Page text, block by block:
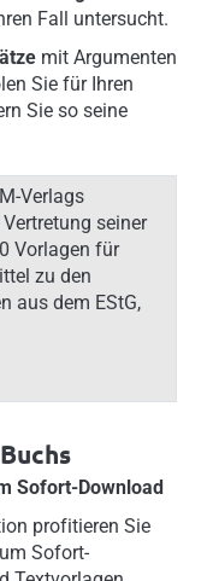
Fall untersucht.
mit Argumenten
Sie für Ihren
Sie so seine
Verlags
seiner
Vorlagen für
zu den
aus dem EStG,
Sofort-Download
profitieren Sie
Sofort-